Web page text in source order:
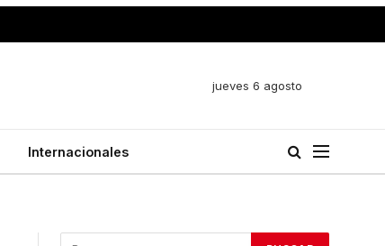
jueves 6 agosto
Internacionales